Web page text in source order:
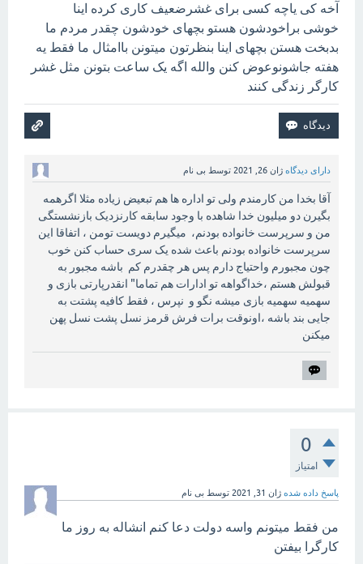
آخه کی یاچه کسی برای غشرضعیف کاری کرده اینا
خوشی براخودشون هستو بچهای خودشون چقدر مردم ما
بدبخت هستن بچهای اینا بنظرتون میتونن باامثال ما فقط یه
هفته جاشونوعوض کنن والله اگه یک ساعت بتونن مثل غشر
کارگر زندگی کنند
دارای دیدگاه ژان 26, 2021 توسط بی نام
آقا بخدا من کارمندم ولی تو اداره ها هم تبعیض زیاده مثلا اگرهمه
بگیرن دو میلیون خدا شاهده با وجود سابقه کارنزدیک بازنشستگی
من و سرپرست خانواده بودنم، میگیرم دویست تومن ، اتفاقا این
سرپرست خانواده بودنم باعث شده یک سری حساب کنن خوب
چون مجبورم واحتیاج دارم پس هر چقدرم کم باشه مجبور به
قبولش هستم ،خداگواهه تو ادارات هم تماما" انقدرپارتی بازی و
سهمیه سهمیه بازی میشه نگو و نپرس ، فقط کافیه پشتت به
جایی بند باشه ،اونوقت برات فرش قرمز نسل پشت نسل پهن
میکنن
0
امتیاز
پاسخ داده شده ژان 31, 2021 توسط بی نام
من فقط میتونم واسه دولت دعا کنم انشاله به روز ما
کارگرا بیفتن